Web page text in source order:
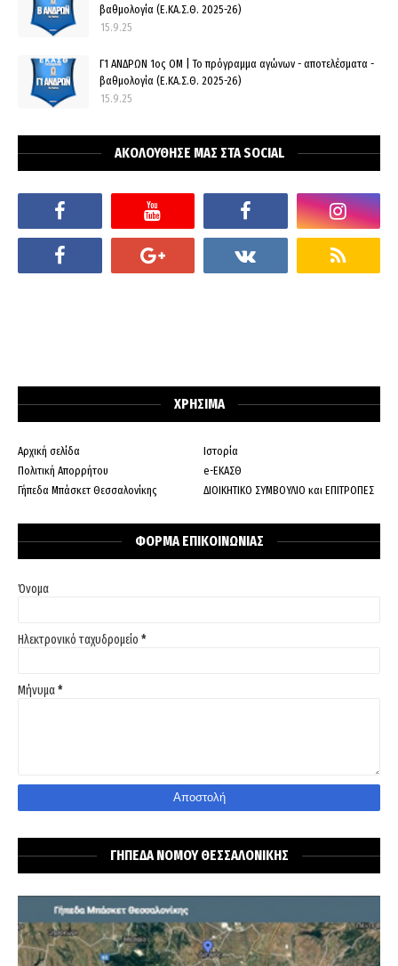
βαθμολογία (Ε.ΚΑ.Σ.Θ. 2025-26)
15.9.25
Γ1 ΑΝΔΡΩΝ 1ος ΟΜ | Το πρόγραμμα αγώνων - αποτελέσματα -
βαθμολογία (Ε.ΚΑ.Σ.Θ. 2025-26)
15.9.25
ΑΚΟΛΟΥΘΗΣΕ ΜΑΣ ΣΤΑ SOCIAL
ΧΡΗΣΙΜΑ
Αρχική σελίδα
Ιστορία
Πολιτική Απορρήτου
e-ΕΚΑΣΘ
Γήπεδα Μπάσκετ Θεσσαλονίκης
ΔΙΟΙΚΗΤΙΚΟ ΣΥΜΒΟΥΛΙΟ και ΕΠΙΤΡΟΠΕΣ
ΦΟΡΜΑ ΕΠΙΚΟΙΝΩΝΙΑΣ
Όνομα
Ηλεκτρονικό ταχυδρομείο *
Μήνυμα*
ΓΗΠΕΔΑ ΝΟΜΟΥ ΘΕΣΣΑΛΟΝΙΚΗΣ